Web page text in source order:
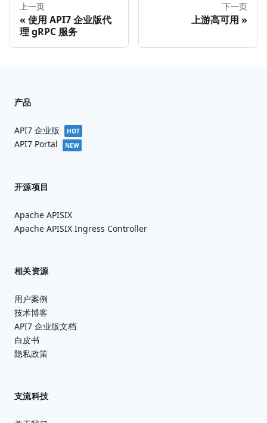
上一页
使用 API7 企业版代
理 gRPC 服务
下一页
上游高可用
产品
API7 企业版 HOT
API7 Portal NEW
开源项目
Apache APISIX
Apache APISIX Ingress Controller
相关资源
用户案例
技术博客
API7 企业版文档
白皮书
隐私政策
支流科技